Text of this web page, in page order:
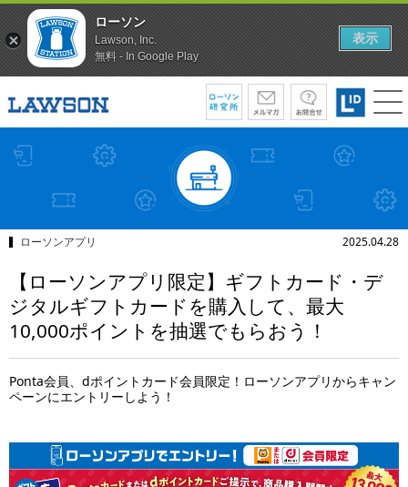
ローソンアプリ 2025.04.28
【ローソンアプリ限定】ギフトカード・デ
ジタルギフトカードを購入して、最大
10,000ポイントを抽選でもらおう！
Ponta会員、dポイントカード会員限定！ローソンアプリからキャン
ペーンにエントリーしよう！
ローソン
Lawson, Inc.
無料 - In Google Play
表示